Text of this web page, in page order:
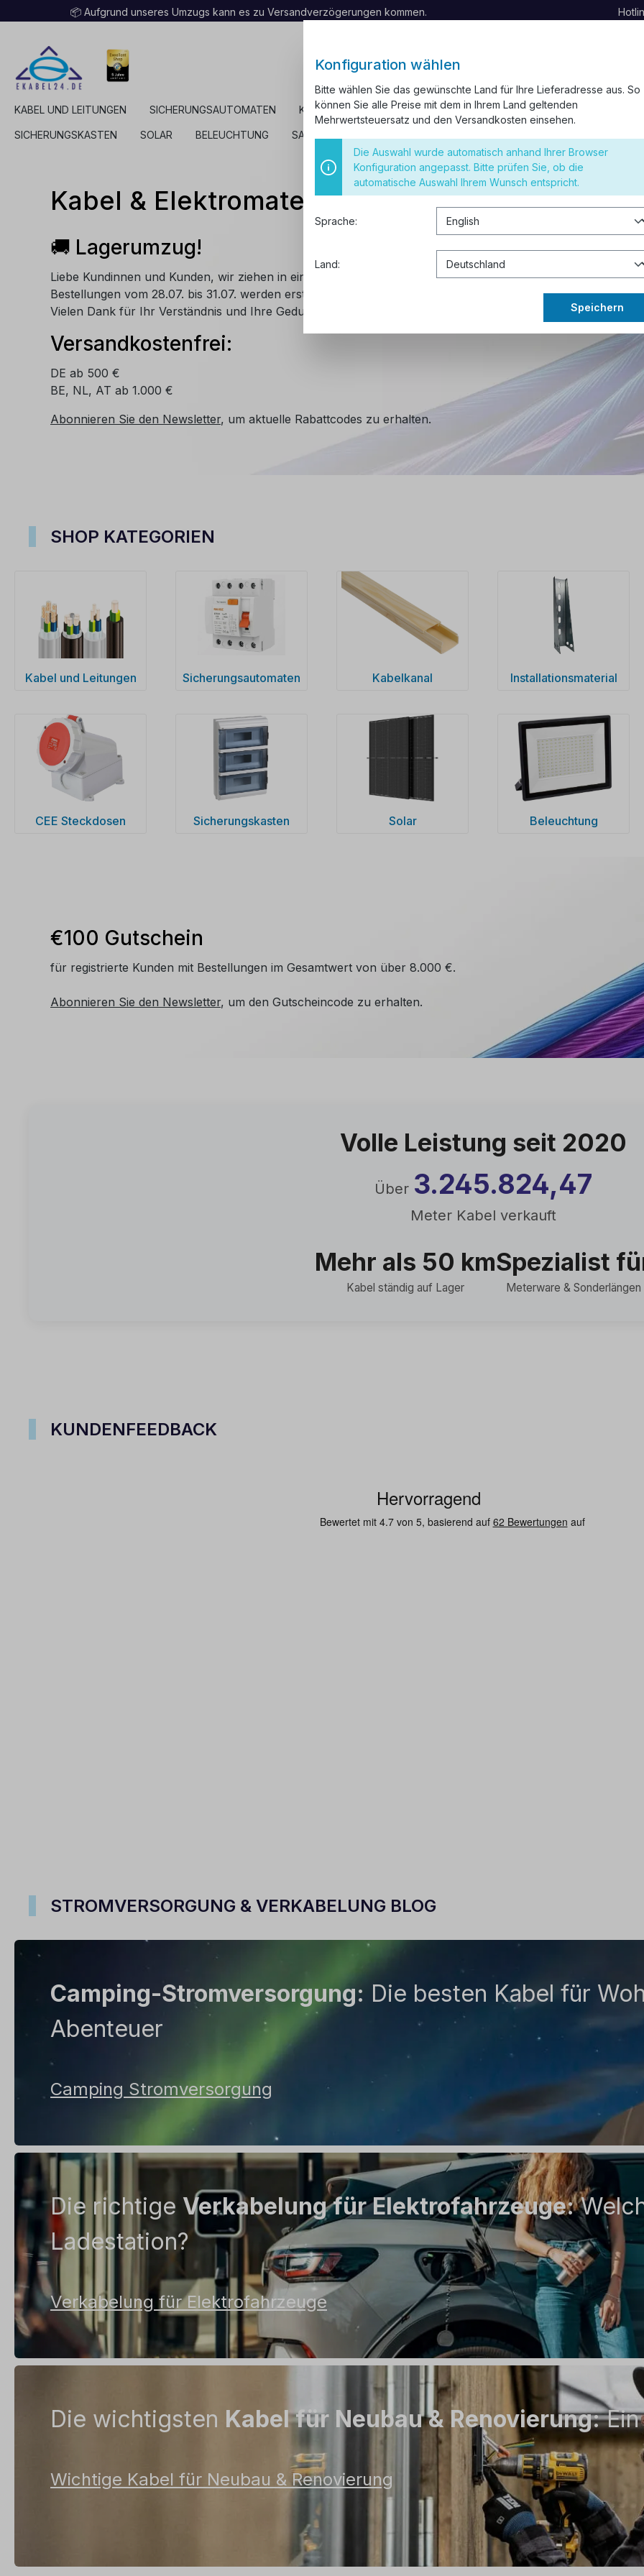
📦 Aufgrund unseres Umzugs kann es zu Versandverzögerungen kommen.
KABEL UND LEITUNGEN SICHERUNGSAUTOMATEN KABELKANAL INSTALLATIONSMATERIAL SCHALTER UND
SICHERUNGSKASTEN SOLAR BELEUCHTUNG SALE RESTPOSTEN
Kabel & Elektromaterial – Kaufen zu B2B-
🚚 Lagerumzug!
Liebe Kundinnen und Kunden, wir ziehen in ein neues, größeres Lager um, um unseren Service für Sie
Bestellungen vom 28.07. bis 31.07. werden erst am 03.08. versendet.
Vielen Dank für Ihr Verständnis und Ihre Geduld! 💛
Versandkostenfrei:
DE ab 500 €
BE, NL, AT ab 1.000 €
Abonnieren Sie den Newsletter, um aktuelle Rabattcodes zu erhalten.
SHOP KATEGORIEN
Kabel und Leitungen Sicherungsautomaten Kabelkanal Installationsmaterial
CEE Steckdosen Sicherungskasten Solar Beleuchtung
€100 Gutschein
für registrierte Kunden mit Bestellungen im Gesamtwert von über 8.000 €.
Abonnieren Sie den Newsletter, um den Gutscheincode zu erhalten.
Volle Leistung seit 2020
Über 3.245.824,53
Meter Kabel verkauft
Mehr als 50 km
Kabel ständig auf Lager
Spezialist
Meterware & Sonderlängen
KUNDENFEEDBACK
STROMVERSORGUNG & VERKABELUNG BLOG
Camping-Stromversorgung: Die besten Kabel für
Abenteuer
Camping Stromversorgung
Die richtige Verkabelung für Elektrofahrzeuge:
Ladestation?
Verkabelung für Elektrofahrzeuge
Die wichtigsten Kabel für Neubau & Renovierung:Ein
Wichtige Kabel für Neubau & Renovierung
Konfiguration wählen
Bitte wählen Sie das gewünschte Land für Ihre Lieferadresse aus. So
können Sie alle Preise mit dem in Ihrem Land geltenden
Mehrwertsteuersatz und den Versandkosten einsehen.
Die Auswahl wurde automatisch anhand Ihrer Browser
Konfiguration angepasst. Bitte prüfen Sie, ob die
automatische Auswahl Ihrem Wunsch entspricht.
Sprache:
Land:
Speichern